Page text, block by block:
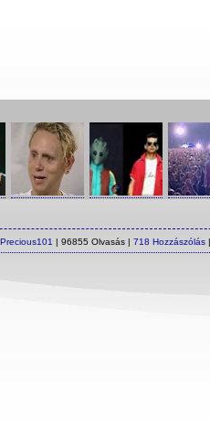
Precious101 | 96855 Olvasás | 718 Hozzászólás